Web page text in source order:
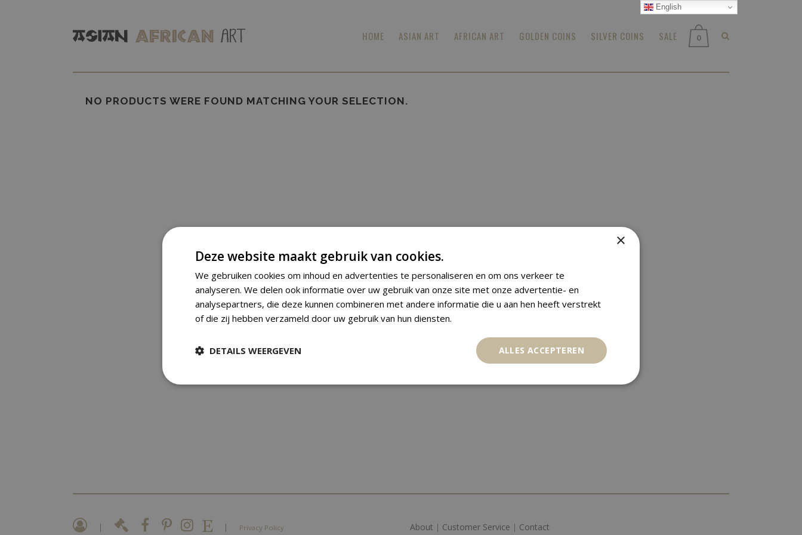
0
HOME ASIAN ART AFRICAN ART GOLDEN COINS SILVER COINS SALE
NO PRODUCTS WERE FOUND MATCHING YOUR SELECTION.
| | Privacy Policy About | Customer Service | Contact
English
×
Deze website maakt gebruik van cookies.
We gebruiken cookies om inhoud en advertenties te personaliseren en om ons verkeer te
analyseren. We delen ook informatie over uw gebruik van onze site met onze advertentie- en
analysepartners, die deze kunnen combineren met andere informatie die u aan hen heeft verstrekt
of die zij hebben verzameld door uw gebruik van hun diensten.
ALLES ACCEPTEREN
DETAILS WEERGEVEN